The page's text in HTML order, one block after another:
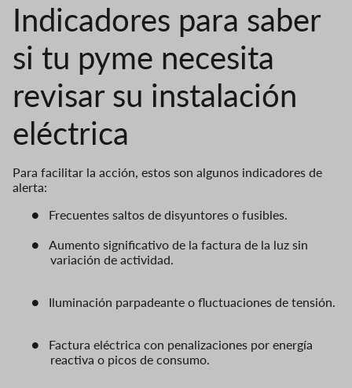
Indicadores para saber
si tu pyme necesita
revisar su instalación
eléctrica
Para facilitar la acción, estos son algunos indicadores de
alerta:
●
Frecuentes saltos de disyuntores o fusibles.
●
Aumento significativo de la factura de la luz sin
variación de actividad.
● Iluminación parpadeante o fluctuaciones de tensión.
●
Factura eléctrica con penalizaciones por energía
reactiva o picos de consumo.